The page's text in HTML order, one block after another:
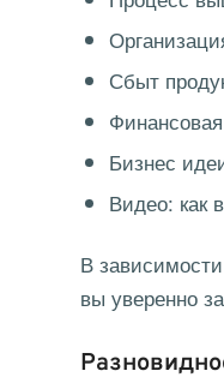
Сбыт
Бизнес
Видео: как
В
вы уверенно